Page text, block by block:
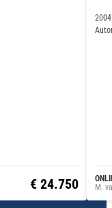
€ 24.750
2004
M.